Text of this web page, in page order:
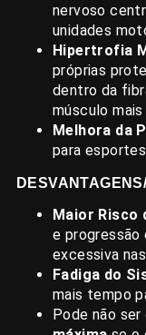
nervoso
unidades
Hipertrofia
próprias
dentro da
músculo
Melhora da
para
Maior Risco
e progressão
excessiva
Fadiga do
mais tempo
Pode não